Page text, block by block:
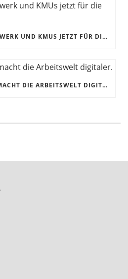
CORONAKRISE: HANDWERK UND KMUS JETZT FÜR DIE ZUKUNFT RÜSTEN
DER CORONA-VIRUS MACHT DIE ARBEITSWELT DIGITALER.